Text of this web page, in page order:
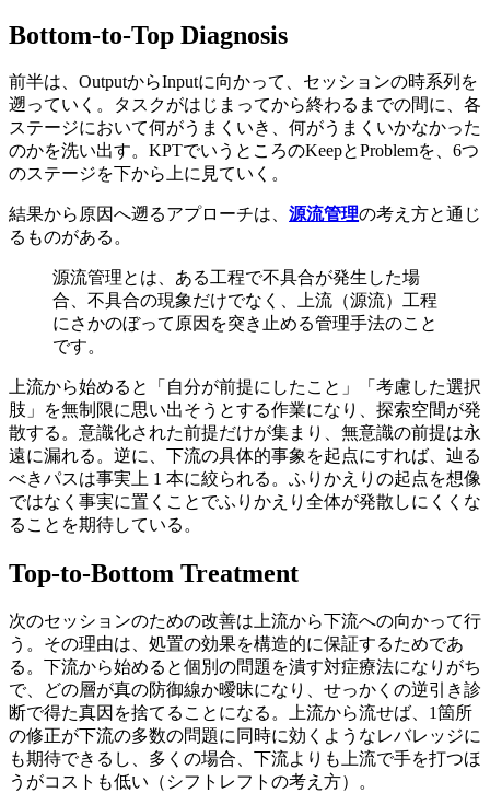
Bottom-to-Top Diagnosis
前半は、OutputからInputに向かって、セッションの時系列を
遡っていく。タスクがはじまってから終わるまでの間に、各
ステージにおいて何がうまくいき、何がうまくいかなかった
のかを洗い出す。KPTでいうところのKeepとProblemを、6つ
のステージを下から上に見ていく。
結果から原因へ遡るアプローチは、 源流管理の考え方と通じ
るものがある。
源流管理とは、ある工程で不具合が発生した場
合、不具合の現象だけでなく、上流（源流）工程
にさかのぼって原因を突き止める管理手法のこと
です。
上流から始めると「自分が前提にしたこと」「考慮した選択
肢」を無制限に思い出そうとする作業になり、探索空間が発
散する。意識化された前提だけが集まり、無意識の前提は永
遠に漏れる。逆に、下流の具体的事象を起点にすれば、辿る
べきパスは事実上 1 本に絞られる。ふりかえりの起点を想像
ではなく事実に置くことでふりかえり全体が発散しにくくな
ることを期待している。
Top-to-Bottom Treatment
次のセッションのための改善は上流から下流への向かって行
う。その理由は、処置の効果を構造的に保証するためであ
る。下流から始めると個別の問題を潰す対症療法になりがち
で、どの層が真の防御線か曖昧になり、せっかくの逆引き診
断で得た真因を捨てることになる。上流から流せば、1箇所
の修正が下流の多数の問題に同時に効くようなレバレッジに
も期待できるし、多くの場合、下流よりも上流で手を打つほ
うがコストも低い（シフトレフトの考え方）。